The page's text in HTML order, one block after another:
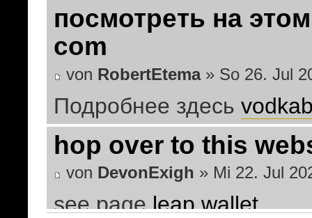
посмотреть на
com
von RobertEtema» So 26. Jul
Подробнее здесь
hop over to this
von DevonExigh » Mi 22. Jul
see pageleap wallet